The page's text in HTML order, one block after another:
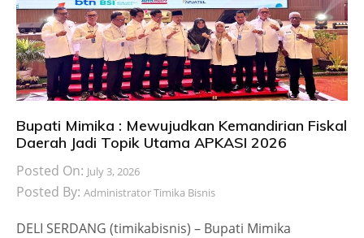
Bupati Mimika : Mewujudkan Kemandirian Fiskal
Daerah Jadi Topik Utama APKASI 2026
Posted On: July 3, 2026
Posted By: Administrator Timika Bisnis
DELI SERDANG (timikabisnis) – Bupati Mimika